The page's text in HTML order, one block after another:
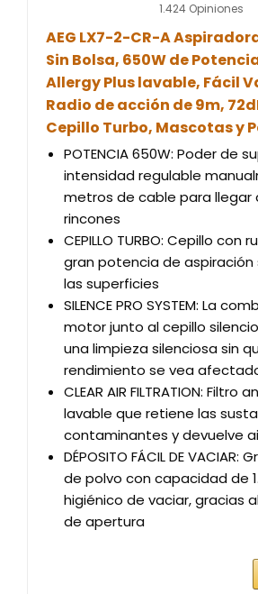
1.424 Opiniones
AEG LX7-2-CR-A
Sin Bolsa, 650W de
Allergy Plus lavable, Fácil
Radio de acción de 9m,
Cepillo Turbo, Mascotas y
POTENCIA 650W: Poder de
intensidad regulable
metros de cable para llegar
rincones
CEPILLO TURBO: Cepillo con
gran potencia de
las superficies
SILENCE PRO SYSTEM: La
motor junto al cepillo
una limpieza silenciosa sin
rendimiento se vea
CLEAR AIR FILTRATION: Filtro
lavable que retiene las
contaminantes y devuelve
DÉPOSITO FÁCIL DE VACIAR:
de polvo con capacidad de
higiénico de vaciar, gracias
de apertura